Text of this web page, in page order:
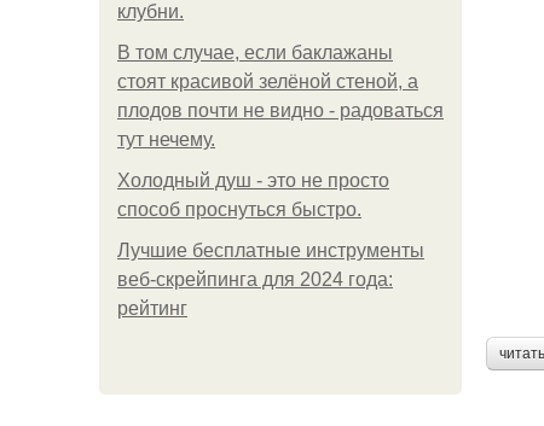
клубни.
В том случае, если баклажаны
стоят красивой зелёной стеной, а
плодов почти не видно - радоваться
тут нечему.
Холодный душ - это не просто
способ проснуться быстро.
Лучшие бесплатные инструменты
веб-скрейпинга для 2024 года:
рейтинг